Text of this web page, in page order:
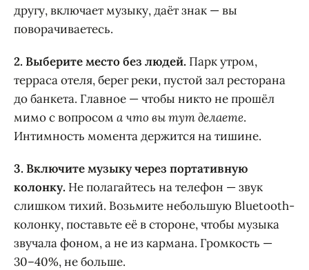
другу, включает музыку, даёт знак — вы
поворачиваетесь.
2. Выберите место без людей. Парк утром,
терраса отеля, берег реки, пустой зал ресторана
до банкета. Главное — чтобы никто не прошёл
мимо с вопросом а что вы тут делаете.
Интимность момента держится на тишине.
3. Включите музыку через портативную
колонку. Не полагайтесь на телефон — звук
слишком тихий. Возьмите небольшую Bluetooth-
колонку, поставьте её в стороне, чтобы музыка
звучала фоном, а не из кармана. Громкость —
30–40%, не больше.